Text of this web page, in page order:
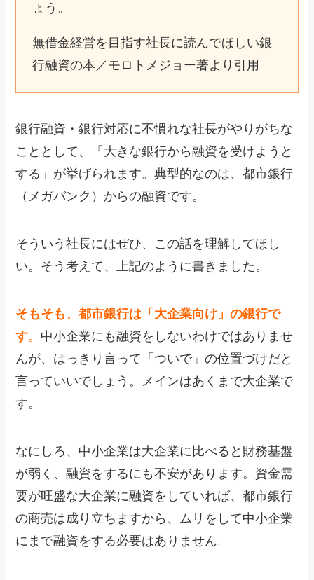
ょう。
無借金経営を目指す社長に読んでほしい銀
行融資の本／モロトメジョー著より引用
銀行融資・銀行対応に不慣れな社長がやりがちな
こととして、「大きな銀行から融資を受けようと
する」が挙げられます。典型的なのは、都市銀行
（メガバンク）からの融資です。
そういう社長にはぜひ、この話を理解してほし
い。そう考えて、上記のように書きました。
そもそも、都市銀行は「大企業向け」の銀行で
す。 中小企業にも融資をしないわけではありませ
んが、はっきり言って「ついで」の位置づけだと
言っていいでしょう。メインはあくまで大企業で
す。
なにしろ、中小企業は大企業に比べると財務基盤
が弱く、融資をするにも不安があります。資金需
要が旺盛な大企業に融資をしていれば、都市銀行
の商売は成り立ちますから、ムリをして中小企業
にまで融資をする必要はありません。